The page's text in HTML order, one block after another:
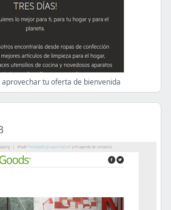
tu oferta de bienvenida